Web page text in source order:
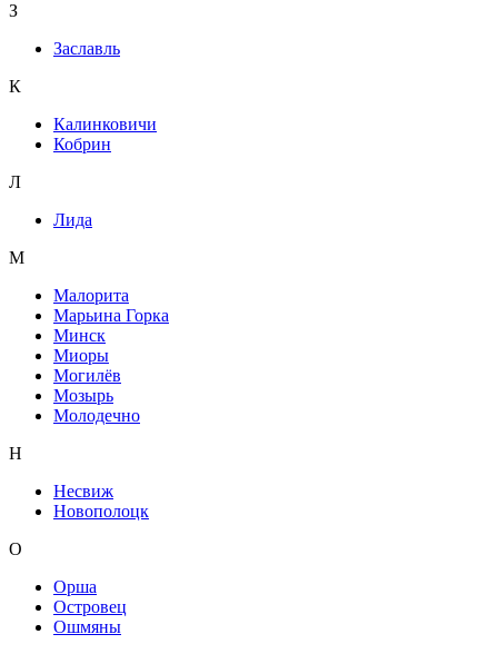
З
Заславль
К
Калинковичи
Кобрин
Л
Лида
М
Малорита
Марьина Горка
Минск
Миоры
Могилёв
Мозырь
Молодечно
Н
Несвиж
Новополоцк
О
Орша
Островец
Ошмяны